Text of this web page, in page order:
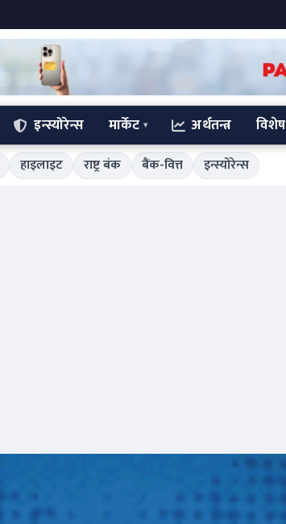
इन्स्योरेन्स मार्केट अर्थतन्त्र विशेष
हाइलाइट राष्ट्र बंक बैंक-वित्त
इन्स्योरेन्स